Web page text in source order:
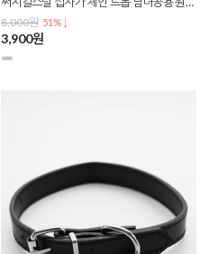
8,000원 51% ↓
3,900원